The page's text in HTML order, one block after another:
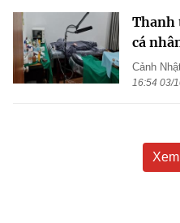
Thanh
cá
Cảnh
16:54 03/